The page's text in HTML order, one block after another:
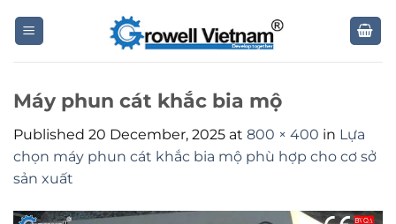
Máy phun cát khắc bia mộ
Published 20 December, 2025 at 800 × 400 in Lựa
chọn máy phun cát khắc bia mộ phù hợp cho cơ sở
sản xuất